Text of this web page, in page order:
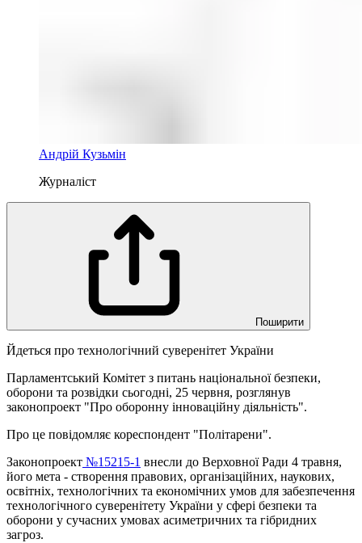
Андрій Кузьмін
Журналіст
Поширити
Йдеться про технологічний суверенітет України
Парламентський Комітет з питань національної безпеки,
оборони та розвідки сьогодні, 25 червня, розглянув
законопроект "Про оборонну інноваційну діяльність".
Про це повідомляє кореспондент "Політарени".
Законопроект №15215-1 внесли до Верховної Ради 4 травня,
його мета - створення правових, організаційних, наукових,
освітніх, технологічних та економічних умов для забезпечення
технологічного суверенітету України у сфері безпеки та
оборони у сучасних умовах асиметричних та гібридних
загроз.